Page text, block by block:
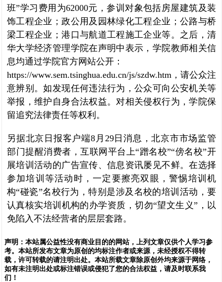
班”学习费用为62000元，参训对象包括房屋建筑及装
饰工程企业；政公用及园林绿化工程企业；公路与桥
梁工程企业；港口与航道工程施工企业等。之后，清
华大学经济管理学院在声明中表示，学院教师相关信
息均通过学院官方网站公开：
https://www.sem.tsinghua.edu.cn/js/szdw.htm，请公众注
意辨别。如发现任何违法行为，公众可向公安机关等
举报，维护自身合法权益。对相关侵权行为，学院保
留追究法律责任等权利。
另据北京日报客户端8月29日消息，北京市市场监管
部门提醒消费者，互联网平台上“蹭名校”“傍名校”开
展培训活动的广告宣传、信息资讯屡见不鲜。在选择
参加培训等活动时，一定要擦亮双眼，警惕培训机
构“碰瓷”名校行为，特别是涉及名校的培训活动，要
认真核实培训机构的办学资质，切勿“望文生义”，以
免陷入不法经营者的层层套路。
声明： 本站属公益性没有商业目的的网站，上列文章仅供个人学习参
考。本站所发布文章为原创的均标注作者或来源，未经授权不得转
载，许可转载的请注明出处。本站所载文章除原创外均来源于网络，
如有未注明出处或标注错误或侵犯了您的合法权益，请及时联系我
们 ！